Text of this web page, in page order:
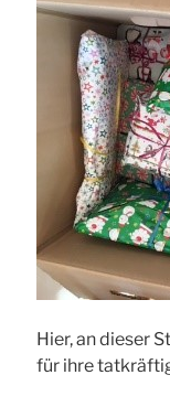
Hier, an dieser
für ihre